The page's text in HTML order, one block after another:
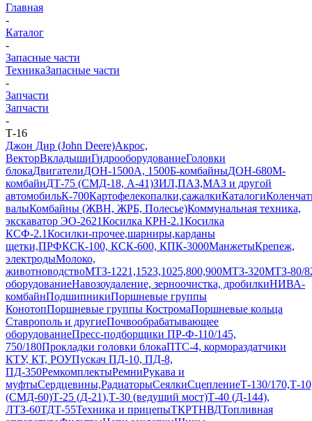
Главная
-
Каталог
-
Запасные части
ТехникаЗапасные части
-
Запчасти
Запчасти
-
Т-16
Джон Дир (John Deere)Акрос,
ВекторВкладышиГидрооборудованиеГоловки
блокаДвигателиДОН-1500А, 1500Б-комбайныДОН-680М-
комбайнДТ-75 (СМД-18, А-41)ЗИЛ,ПАЗ,МАЗ и другой
автомобильК-700Картофелекопалки,сажалкиКаталоги
валыКомбайны (ЖВН, ЖРБ, Полесье)Коммунальная техника,
экскаватор ЭО-2621Косилка КРН-2.1Косилка
КСФ-2.1Косилки-прочее,шарниры,карданы
щетки,ПРФКСК-100, КСК-600, КПК-3000МанжетыКрепеж,
электродыМолоко,
животноводствоМТЗ-1221,1523,1025,800,900МТЗ-320МТЗ-80/
оборудованиеНавозоудаление, зерноочистка, дробилкиНИВА-
комбайнПодшипникиПоршневые группы
КонотопПоршневые группы КостромаПоршневые кольца
Ставрополь и другиеПочвообрабатывающее
оборудованиеПресс-подборщики ПР-Ф-110/145,
750/180Прокладки головки блокаПТС-4, кормораздатчики
КТУ, КТ, РОУПускач ПД-10, ПД-8,
ПД-350РемкомплектыРемниРукава и
муфтыСердцевины,РадиаторыСеялкиСцеплениеТ-130/170,Т-
(СМД-60)Т-25 (Д-21),Т-30 (ведущий мост)Т-40 (Д-144),
ЛТЗ-60ТДТ-55Техника и прицепыТКРТНВДТопливная